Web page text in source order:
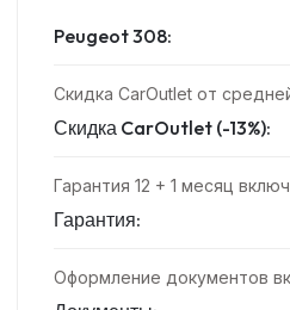
Peugeot 308:
Скидка CarOutlet от
Скидка CarOutlet (-13%):
Гарантия 12 + 1 месяц
Гарантия:
Оформление документов